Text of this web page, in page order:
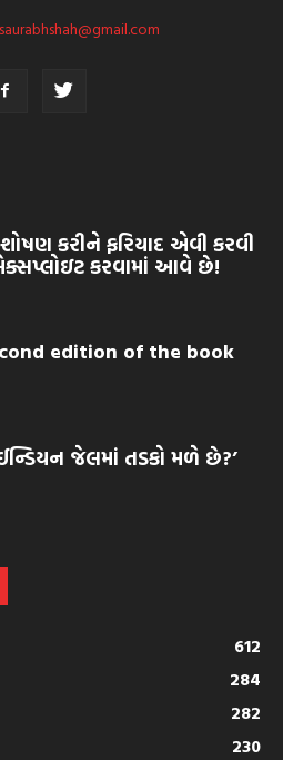
કરીને ફરિયાદ એવી કરવી
કરવામાં આવે છે!
edition of the book
ઈન્ડિયન જેલમાં તડકો મળે છે?’
612
284
282
230